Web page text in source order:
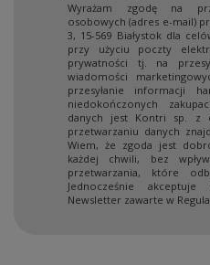
Wyrażam zgodę na
osobowych (adres e-mail)
3, 15-569 Białystok dla
przy użyciu poczty
prywatności tj. na
wiadomości
przesyłanie informacji
niedokończonych
danych jest Kontri sp. z
przetwarzaniu danych
Wiem, że zgoda jest
każdej chwili, bez
przetwarzania, które
Jednocześnie akceptuje
Newsletter zawarte w